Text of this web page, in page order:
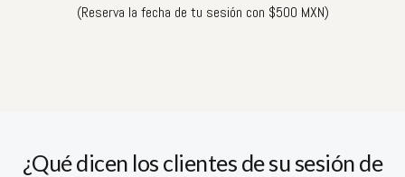
(Reserva la fecha de tu sesión con $500 MXN)
¿Qué dicen los clientes de su sesión de